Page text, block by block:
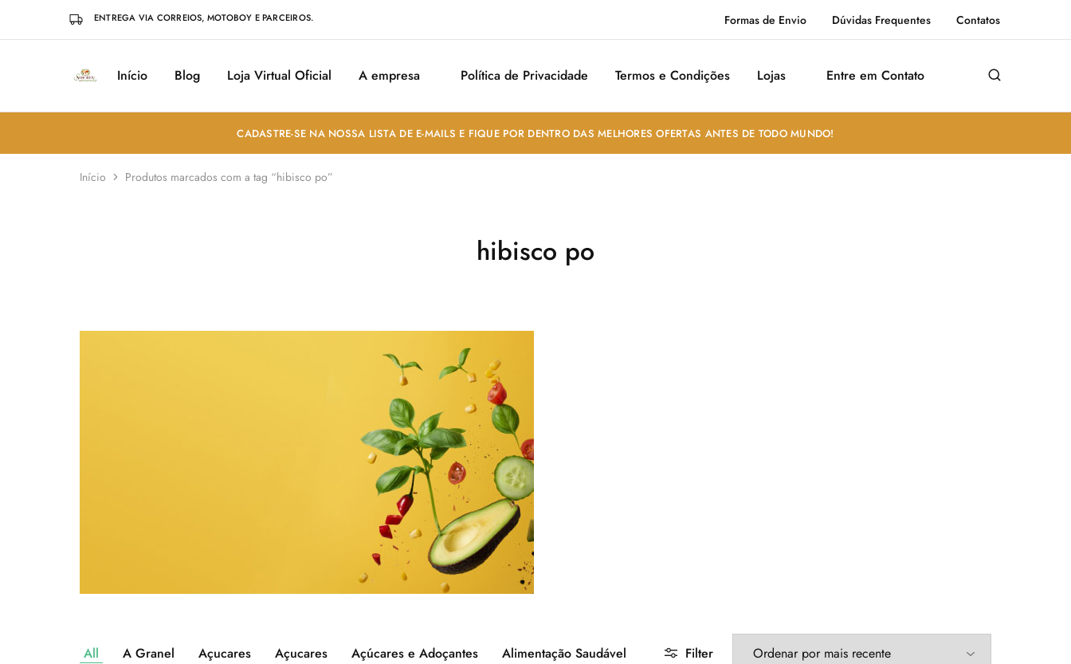
ENTREGA VIA CORREIOS, MOTOBOY E PARCEIROS. Formas de Envio Dúvidas Frequentes Contatos
Sabores
Sua
Temperos
em
João
Pessoa
Início Blog Loja Virtual Oficial A empresa Política de Privacidade Termos e Condições Lojas Entre em Contato
CADASTRE-SE NA NOSSA LISTA DE E-MAILS E FIQUE POR DENTRO DAS MELHORES OFERTAS ANTES DE TODO MUNDO!
Início Produtos marcados com a tag “hibisco po”
hibisco po
All A Granel Açucares Açucares Açúcares e Adoçantes Alimentação Saudável Filter